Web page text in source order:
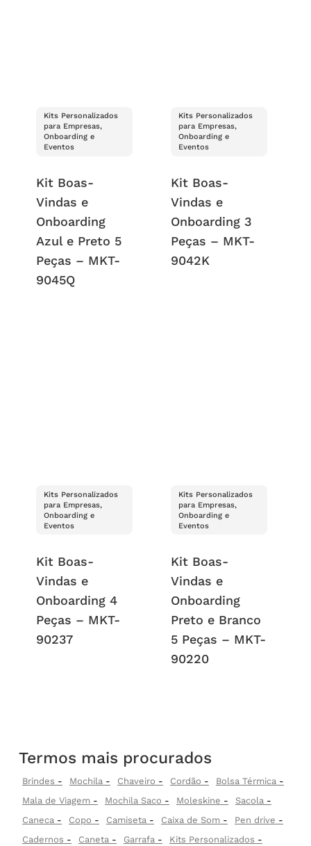
Kits Personalizados
para Empresas,
Onboarding e
Eventos
Kit Boas-
Vindas e
Onboarding
Azul e Preto 5
Peças – MKT-
9045Q
Kits Personalizados
para Empresas,
Onboarding e
Eventos
Kit Boas-
Vindas e
Onboarding 3
Peças – MKT-
9042K
Kits Personalizados
para Empresas,
Onboarding e
Eventos
Kit Boas-
Vindas e
Onboarding 4
Peças – MKT-
90237
Kits Personalizados
para Empresas,
Onboarding e
Eventos
Kit Boas-
Vindas e
Onboarding
Preto e Branco
5 Peças – MKT-
90220
Termos mais procurados
Brindes Mochila Chaveiro Cordão
Bolsa Térmica
Mala de Viagem
Mochila Saco Moleskine
Sacola
Caneca
Copo Camiseta Caixa de Som
Pen drive
Cadernos
Caneta Garrafa
Kits Personalizados